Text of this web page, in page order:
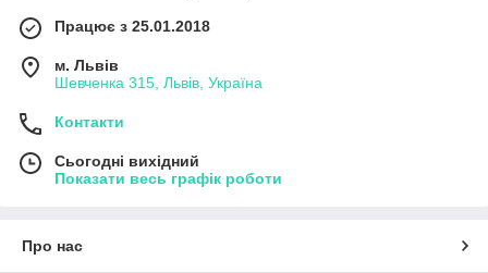
Працює з 25.01.2018
м. Львів
Шевченка 315, Львів, Україна
Контакти
Сьогодні вихідний
Показати весь графік роботи
Про нас